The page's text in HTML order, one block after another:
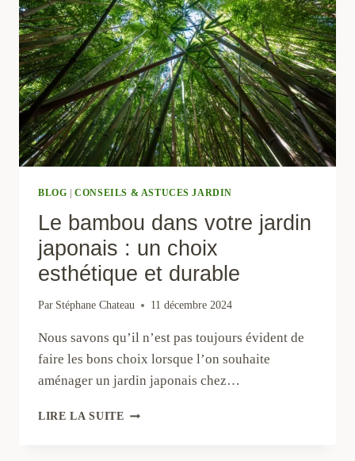
COMPLET
POUR
VOTRE
VISITE
BLOG |CONSEILS & ASTUCES JARDIN
Le bambou dans votre jardin
japonais : un choix
esthétique et durable
Par Stéphane Chateau 11 décembre 2024
Nous savons qu’il n’est pas toujours évident de
faire les bons choix lorsque l’on souhaite
aménager un jardin japonais chez…
LIRE LA SUITE LE